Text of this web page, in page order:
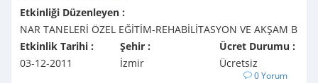
Etkinliği Düzenleyen :
NAR TANELERİ ÖZEL EĞİTİM-REHABİLİTASYON VE AKŞAM B
Etkinlik Tarihi :
03-12-2011
Şehir :
İzmir
Ücret Durumu :
Ücretsiz
0 Yorum